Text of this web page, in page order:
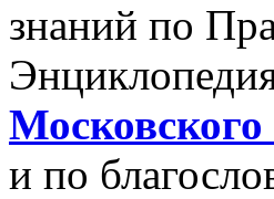
знаний по
и по